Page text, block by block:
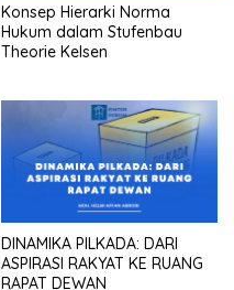
Konsep Hierarki Norma
Hukum dalam Stufenbau
Theorie Kelsen
DINAMIKA PILKADA: DARI
ASPIRASI RAKYAT KE RUANG
RAPAT DEWAN